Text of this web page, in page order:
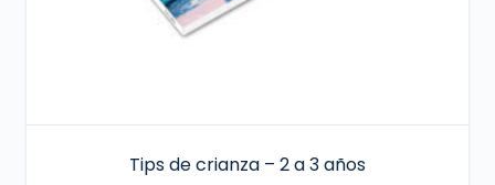
Tips de crianza – 2 a 3 años